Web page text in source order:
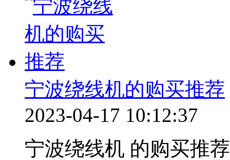
宁波绕线机的购买推荐
2023-04-17 10:12:37
宁波绕线机 的购买推